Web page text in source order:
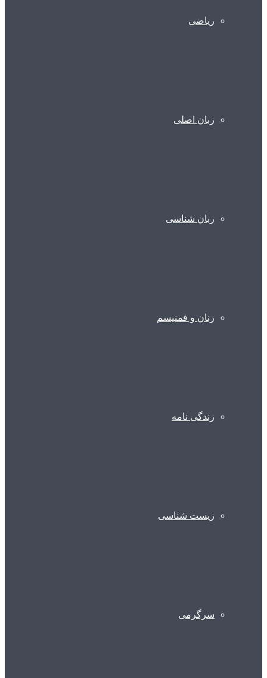
ریاضی
زبان اصلی
زبان شناسی
زنان و فمنیسم
زندگی نامه
زیست شناسی
سرگرمی